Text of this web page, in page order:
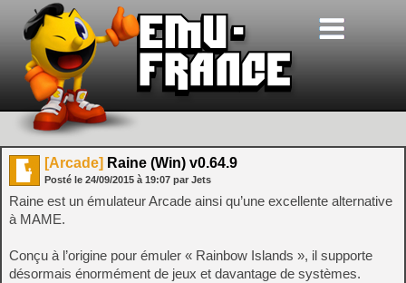
[Arcade] Raine (Win) v0.64.9
Posté le 24/09/2015 à 19:07 par Jets
Raine est un émulateur Arcade ainsi qu’une excellente alternative
à MAME.
Conçu à l’origine pour émuler « Rainbow Islands », il supporte
désormais énormément de jeux et davantage de systèmes.